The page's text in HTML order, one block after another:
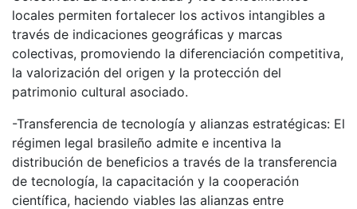
locales permiten fortalecer los activos intangibles a
través de indicaciones geográficas y marcas
colectivas, promoviendo la diferenciación competitiva,
la valorización del origen y la protección del
patrimonio cultural asociado.
-Transferencia de tecnología y alianzas estratégicas: El
régimen legal brasileño admite e incentiva la
distribución de beneficios a través de la transferencia
de tecnología, la capacitación y la cooperación
científica, haciendo viables las alianzas entre